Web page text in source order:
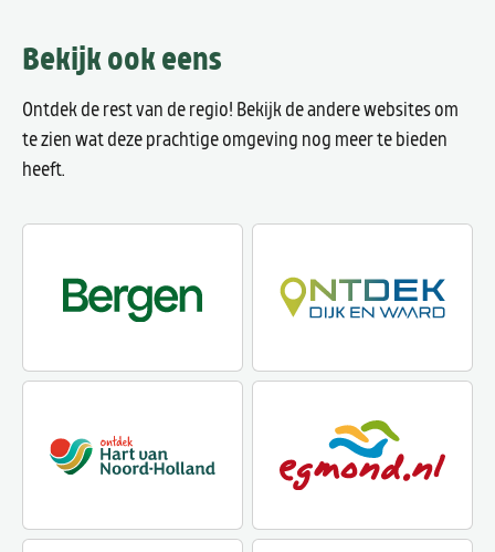
Bekijk ook eens
Ontdek de rest van de regio! Bekijk de andere websites om
te zien wat deze prachtige omgeving nog meer te bieden
heeft.